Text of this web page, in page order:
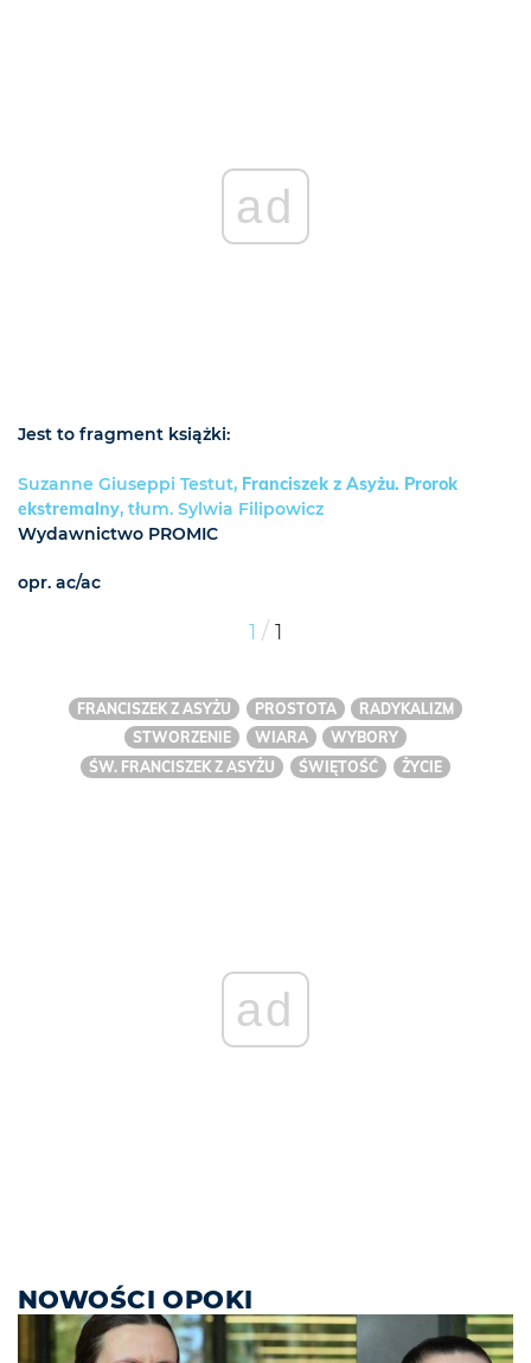
ad
Jest to fragment książki:
Suzanne Giuseppi Testut, Franciszek z Asyżu. Prorok
ekstremalny, tłum. Sylwia Filipowicz
Wydawnictwo PROMIC
opr. ac/ac
1 / 1
FRANCISZEK Z ASYŻU PROSTOTA
RADYKALIZM
STWORZENIE
WIARA
WYBORY
ŚW. FRANCISZEK Z ASYŻU
ŚWIĘTOŚĆ ŻYCIE
ad
NOWOŚCI OPOKI